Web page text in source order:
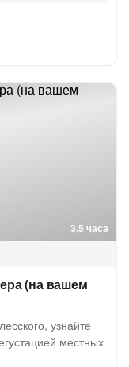
3.5 часа
(на вашем
узнайте
местных